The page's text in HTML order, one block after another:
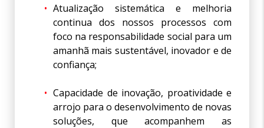
Atualização sistemática e melhoria
continua dos nossos processos com
foco na responsabilidade social para um
amanhã mais sustentável, inovador e de
confiança;
Capacidade de inovação, proatividade e
arrojo para o desenvolvimento de novas
soluções, que acompanhem as